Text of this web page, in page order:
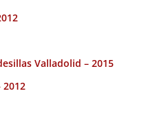
Valladolid – 2015
2012